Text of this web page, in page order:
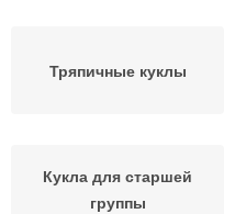
Тряпичные куклы
Кукла для старшей
группы